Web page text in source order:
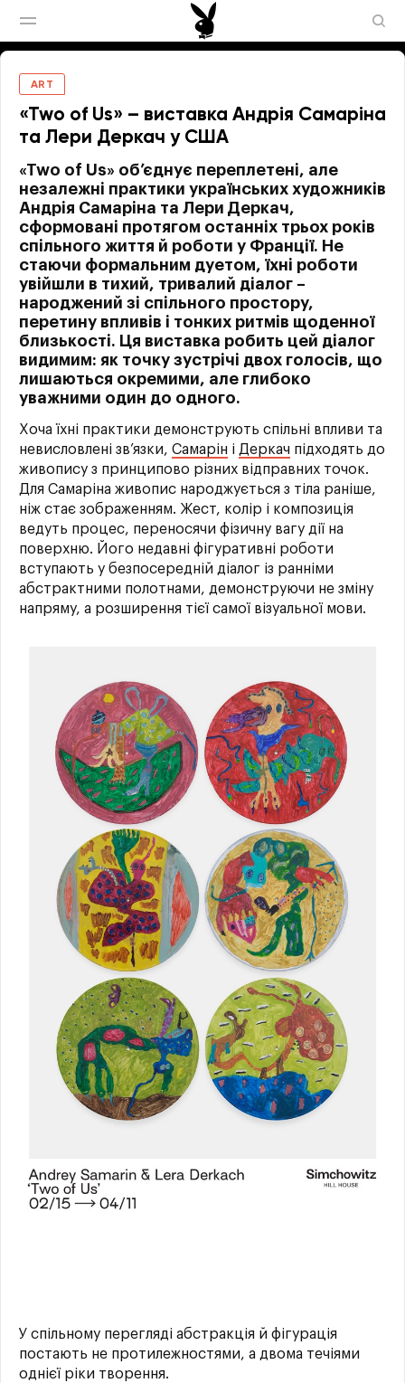
ART
«Two of Us» – виставка Андрія Самаріна
та Лери Деркач у США
«Two of Us» об’єднує переплетені, але
незалежні практики українських художників
Андрія Самаріна та Лери Деркач,
сформовані протягом останніх трьох років
спільного життя й роботи у Франції. Не
стаючи формальним дуетом, їхні роботи
увійшли в тихий, тривалий діалог –
народжений зі спільного простору,
перетину впливів і тонких ритмів щоденної
близькості. Ця виставка робить цей діалог
видимим: як точку зустрічі двох голосів, що
лишаються окремими, але глибоко
уважними один до одного.
Хоча їхні практики демонструють спільні впливи та
невисловлені зв’язки, Самарін і Деркач підходять до
живопису з принципово різних відправних точок.
Для Самаріна живопис народжується з тіла раніше,
ніж стає зображенням. Жест, колір і композиція
ведуть процес, переносячи фізичну вагу дії на
поверхню. Його недавні фігуративні роботи
вступають у безпосередній діалог із ранніми
абстрактними полотнами, демонструючи не зміну
напряму, а розширення тієї самої візуальної мови.
У спільному перегляді абстракція й фігурація
постають не протилежностями, а двома течіями
однієї ріки творення.